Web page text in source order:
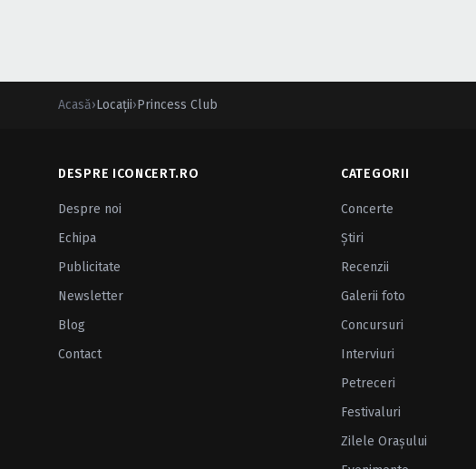
Acasă›Locații›Princess Club
DESPRE ICONCERT.RO
Despre noi
Echipa
Publicitate
Newsletter
Blog
Contact
CATEGORII
Concerte
Ştiri
Recenzii
Galerii foto
Concursuri
Interviuri
Petreceri
Festivaluri
Zilele Oraşului